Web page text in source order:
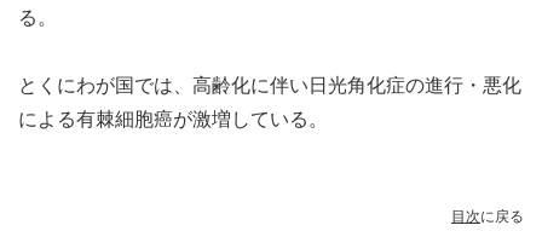
る。
とくにわが国では、高齢化に伴い日光角化症の進行・悪化
による有棘細胞癌が激増している。
目次に戻る